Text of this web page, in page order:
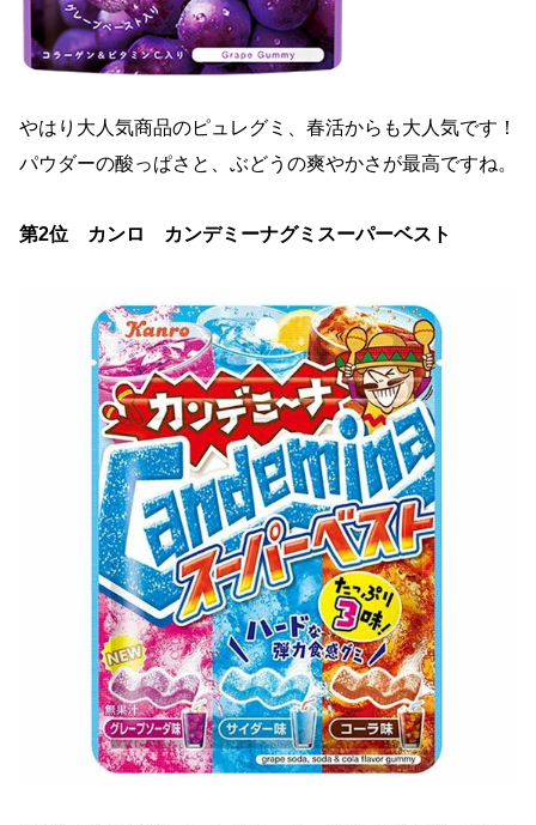
やはり大人気商品のピュレグミ、春活からも大人気です！
パウダーの酸っぱさと、ぶどうの爽やかさが最高ですね。
第2位 カンロ カンデミーナグミスーパーベスト